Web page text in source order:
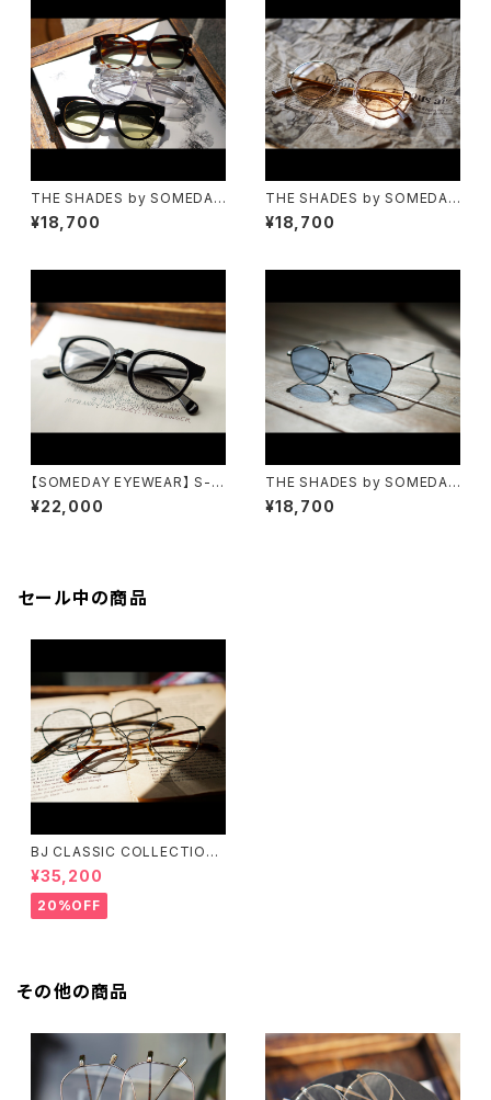
THE SHADES by SOMEDAY
S-805
¥18,700
THE SHADES by SOMEDAY
S-646
¥18,700
【SOMEDAY EYEWEAR】 S-1
3 鯖江モデル 太セル メガネ
¥22,000
THE SHADES by SOMEDAY
S-514
¥18,700
セール中の商品
BJ CLASSIC COLLECTION
¥35,200
20%OFF
その他の商品